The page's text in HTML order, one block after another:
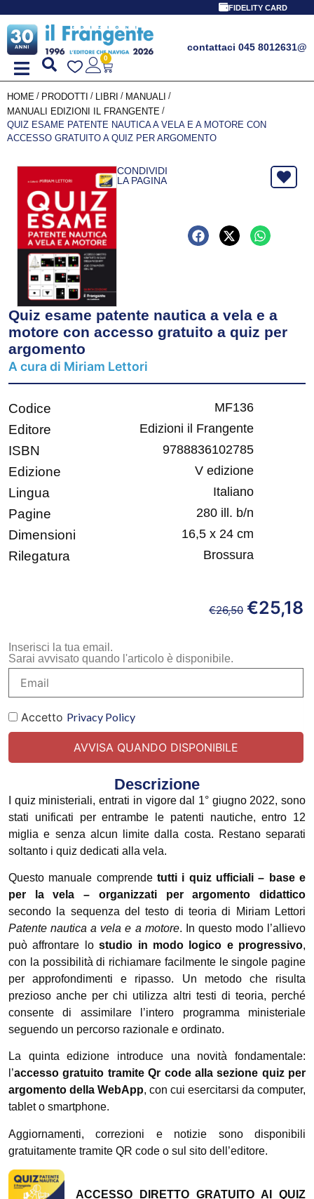
FIDELITY CARD
contattaci 045 8012631@
0
HOME / PRODOTTI / LIBRI / MANUALI
/
MANUALI EDIZIONI IL FRANGENTE /
QUIZ ESAME PATENTE NAUTICA A VELA E A MOTORE CON
ACCESSO GRATUITO A QUIZ PER ARGOMENTO
CONDIVIDI
LA PAGINA
Quiz esame patente nautica a vela e a
motore con accesso gratuito a quiz per
argomento
A cura di Miriam Lettori
Codice MF136
Editore Edizioni il Frangente
ISBN 9788836102785
Edizione V edizione
Lingua Italiano
Pagine 280 ill. b/n
Dimensioni 16,5 x 24 cm
Rilegatura Brossura
€26,50 €25,18
Inserisci la tua email.
Sarai avvisato quando l'articolo è disponibile.
Accetto Privacy Policy
Descrizione
I quiz ministeriali, entrati in vigore dal 1° giugno 2022, sono
stati unificati per entrambe le patenti nautiche, entro 12
miglia e senza alcun limite dalla costa. Restano separati
soltanto i quiz dedicati alla vela.
Questo manuale comprende tutti i quiz ufficiali – base e
per la vela – organizzati per argomento didattico
secondo la sequenza del testo di teoria di Miriam Lettori
Patente nautica a vela e a motore. In questo modo l’allievo
può affrontare lostudio in modo logico e progressivo,
con la possibilità di richiamare facilmente le singole pagine
per approfondimenti e ripasso. Un metodo che risulta
prezioso anche per chi utilizza altri testi di teoria, perché
consente di assimilare l’intero programma ministeriale
seguendo un percorso razionale e ordinato.
La quinta edizione introduce una novità fondamentale:
l’accesso gratuito tramite Qr code alla sezione quiz per
argomento della WebApp, con cui esercitarsi da computer,
tablet o smartphone.
Aggiornamenti, correzioni e notizie sono disponibili
gratuitamente tramite QR code o sul sito dell’editore.
ACCESSO DIRETTO GRATUITO AI QUIZ